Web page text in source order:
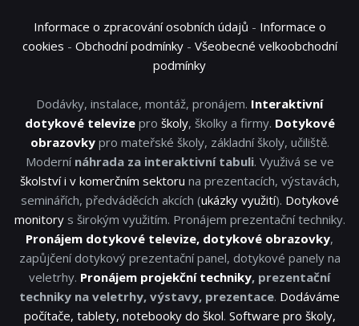
Informace o zpracování osobních údajů - Informace o
cookies - Obchodní podmínky- Všeobecné velkoobchodní
podmínky
Dodávky, instalace, montáž, pronájem. Interaktivní
dotykové televizepro školy, školky a firmy. Dotykové
obrazovkypro mateřské školy, základní školy, učiliště.
Moderní náhrada za interaktivní tabuli. Využivá se ve
školství i v komerčním sektoru na prezentacích, výstavách,
seminářích, předváděcích akcích (ukázky využití). Dotykové
monitorys širokým využitím. Pronájem prezentační techniky.
Pronájem dotykové televize, dotykové obrazovky,
zapůjčení dotykový prezentační panel, dotykové panely na
veletrhy. Pronájem projekční techniky, prezentační
techniky na veletrhy, výstavy, prezentace. Dodáváme
počítače, tablety, notebooky do škol. Software pro školy,